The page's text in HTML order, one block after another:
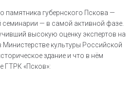
памятника губернского Пскова —
— в самой активной фазе.
высокую оценку экспертов на
культуры Российской
здание и что в нём
ГТРК «Псков»: